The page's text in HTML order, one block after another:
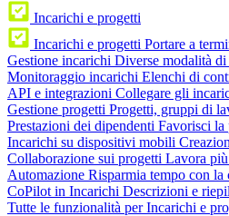
Incarichi e progetti
Incarichi e progetti Portare a
Gestione incarichi Diverse modalità
Monitoraggio incarichi Elenchi di
API e integrazioni Collegare gli
Gestione progetti Progetti, gruppi di
Prestazioni dei dipendenti Favorisci la
Incarichi su dispositivi mobili
Collaborazione sui progetti Lavora
Automazione Risparmia tempo con
CoPilot in Incarichi Descrizioni e
Tutte le funzionalità per Incarichi e